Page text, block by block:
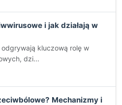
i jak działają w
kluczową rolę w
dzi...
Mechanizmy i